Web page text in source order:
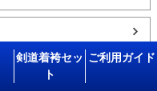
剣道着袴セッ
ト
ご利用ガイド